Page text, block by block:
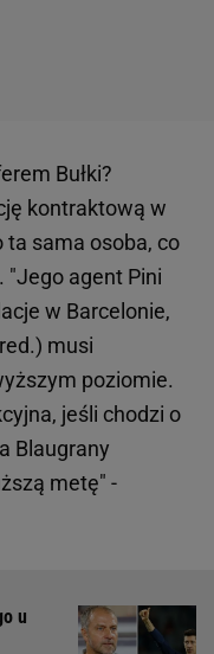
Bułki?
kontraktową w
ta sama osoba, co
. "Jego agent Pini
w Barcelonie,
musi
poziomie.
jeśli chodzi o
Blaugrany
metę" -
u